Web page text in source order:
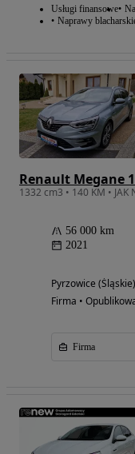
Usługi finansowe
Naprawy
Renault Megane
56 000 km
2021
Pyrzowice (Śląskie)
Firma •
Firma